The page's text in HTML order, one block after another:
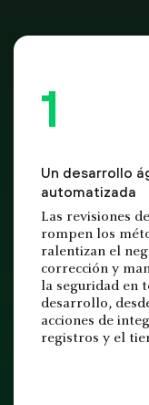
Un desarrollo
automatizada
Las revisiones
rompen los
ralentizan el
corrección y
la seguridad en
desarrollo,
acciones de
registros y el